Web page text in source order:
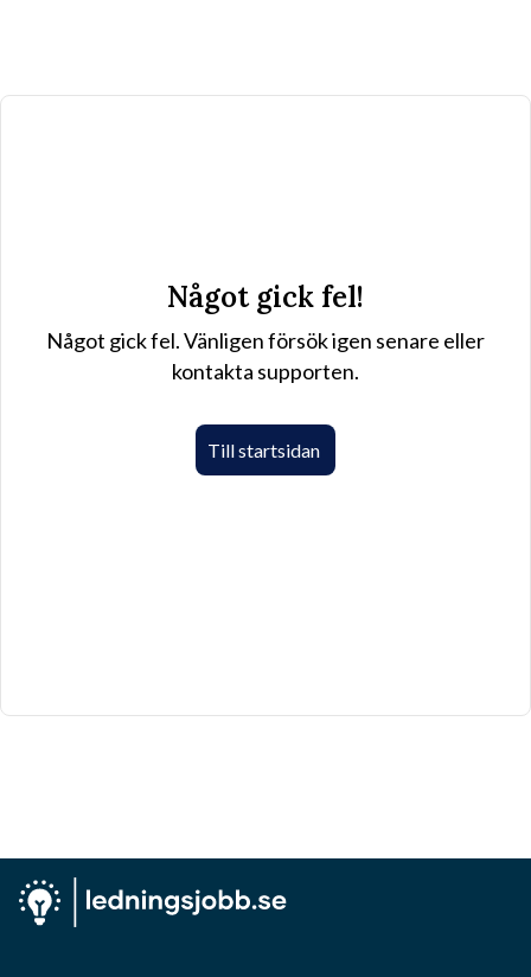
Något gick fel!
Något gick fel. Vänligen försök igen senare eller
kontakta supporten.
Till startsidan